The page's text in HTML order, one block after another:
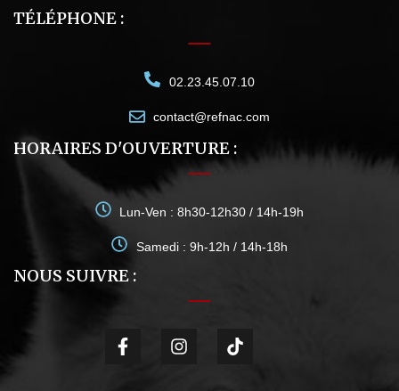
TÉLÉPHONE :
02.23.45.07.10
contact@refnac.com
HORAIRES D'OUVERTURE :
Lun-Ven : 8h30-12h30 / 14h-19h
Samedi : 9h-12h / 14h-18h
NOUS SUIVRE :